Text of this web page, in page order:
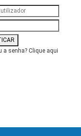
a senha? Clique aqui